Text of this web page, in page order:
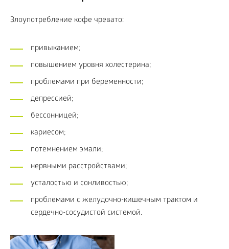
Злоупотребление кофе чревато:
привыканием;
повышением уровня холестерина;
проблемами при беременности;
депрессией;
бессонницей;
кариесом;
потемнением эмали;
нервными расстройствами;
усталостью и сонливостью;
проблемами с желудочно-кишечным трактом и
сердечно-сосудистой системой.